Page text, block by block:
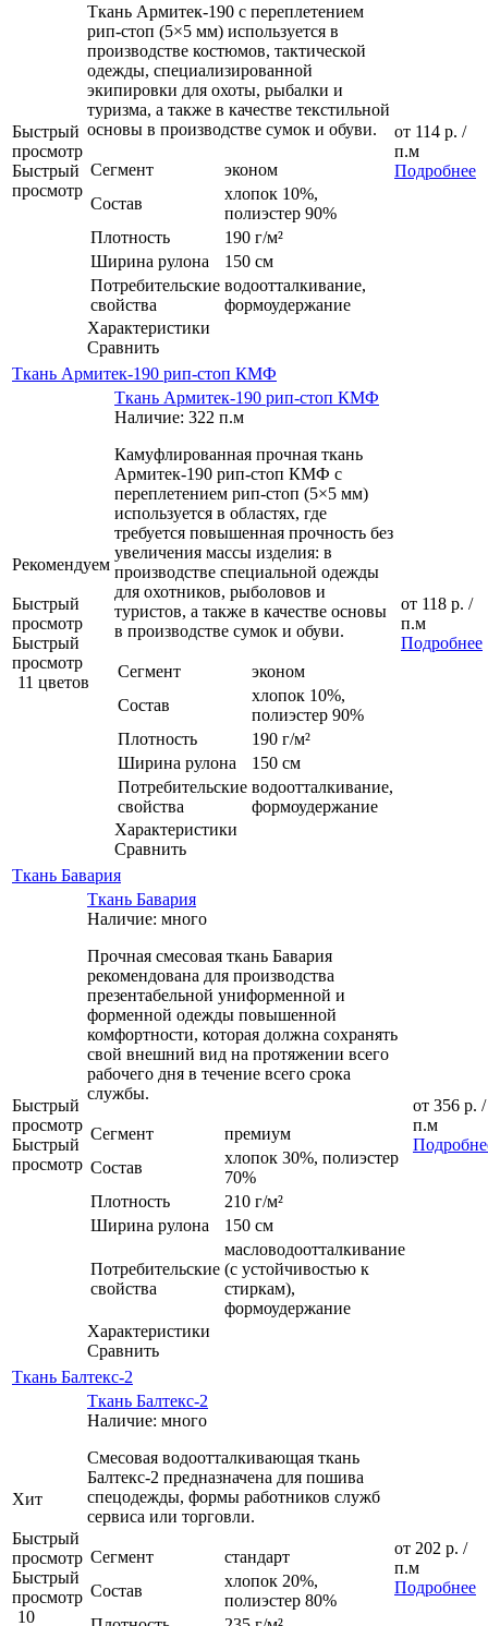
Быстрый
просмотр
Быстрый
просмотр
Ткань Армитек-190 с переплетением
рип-стоп (5×5 мм) используется в
производстве костюмов, тактической
одежды, специализированной
экипировки для охоты, рыбалки и
туризма, а также в качестве текстильной
основы в производстве сумок и обуви.
Сегмент
эконом
Состав
хлопок 10%,
полиэстер 90%
Плотность
190 г/м²
Ширина рулона
150 см
Потребительские
свойства
водоотталкивание,
формоудержание
Характеристики
Сравнить
от 114 р. /
п.м
Подробнее
Ткань Армитек-190 рип-стоп КМФ
Рекомендуем
Быстрый
просмотр
Быстрый
просмотр
11 цветов
Ткань Армитек-190 рип-стоп КМФ
Наличие: 322 п.м
Камуфлированная прочная ткань
Армитек-190 рип-стоп КМФ с
переплетением рип-стоп (5×5 мм)
используется в областях, где
требуется повышенная прочность без
увеличения массы изделия: в
производстве специальной одежды
для охотников, рыболовов и
туристов, а также в качестве основы
в производстве сумок и обуви.
Сегмент
эконом
Состав
хлопок 10%,
полиэстер 90%
Плотность
190 г/м²
Ширина рулона
150 см
Потребительские
свойства
водоотталкивание,
формоудержание
Характеристики
Сравнить
от 118 р. /
п.м
Подробнее
Ткань Бавария
Быстрый
просмотр
Быстрый
просмотр
Ткань Бавария
Наличие: много
Прочная смесовая ткань Бавария
рекомендована для производства
презентабельной униформенной и
форменной одежды повышенной
комфортности, которая должна сохранять
свой внешний вид на протяжении всего
рабочего дня в течение всего срока
службы.
Сегмент
премиум
Состав
хлопок 30%, полиэстер
70%
Плотность
210 г/м²
Ширина рулона
150 см
Потребительские
свойства
масловодоотталкивание
(с устойчивостью к
стиркам),
формоудержание
Характеристики
Сравнить
от 356 р. /
п.м
Ткань Балтекс-2
Хит
Быстрый
просмотр
Быстрый
просмотр
10
Ткань Балтекс-2
Наличие: много
Смесовая водоотталкивающая ткань
Балтекс-2 предназначена для пошива
спецодежды, формы работников служб
сервиса или торговли.
Сегмент
стандарт
Состав
хлопок 20%,
полиэстер 80%
от 202 р. /
п.м
Подробнее